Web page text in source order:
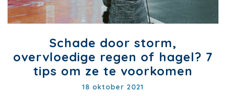
Schade door storm,
overvloedige regen of hagel? 7
tips om ze te voorkomen
18 oktober 2021